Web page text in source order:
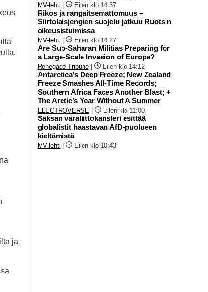
ja
MV-lehti Eilen klo 14:37
Rikos ja rangaitsemattomuus –
Siirtolaisjengien suojelu jatkuu Ruotsin
oikeusistuimissa
MV-lehti Eilen klo 14:27
Are Sub-Saharan Militias Preparing for
a Large-Scale Invasion of Europe?
Renegade Tribune| Eilen klo 14:12
Antarctica’s Deep Freeze; New Zealand
Freeze Smashes All-Time Records;
Southern Africa Faces Another Blast; +
The Arctic’s Year Without A Summer
ELECTROVERSE Eilen klo 11:00
Saksan varaliittokansleri esittää
globalistit haastavan AfD-puolueen
kieltämistä
MV-lehti Eilen klo 10:43